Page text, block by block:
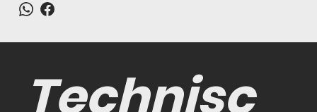
Technisc